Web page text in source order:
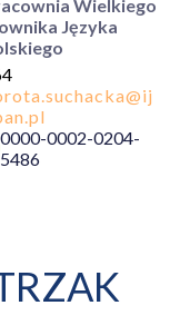
Wielkiego
Języka
0000-0002-0204-
5486